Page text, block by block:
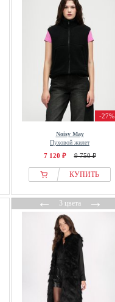
-27%
Noisy May
Пуховой жилет
7 120 ₽ 9 750 ₽
КУПИТЬ
←3 цвета→